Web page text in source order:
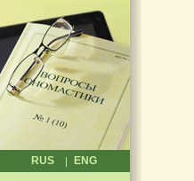
RUS ENG